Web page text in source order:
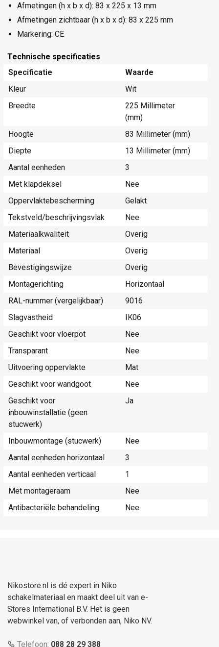
Afmetingen (h x b x d): 83 x 225 x 13 mm
Afmetingen zichtbaar (h x b x d): 83 x 225 mm
Markering: CE
Technische specificaties
Specificatie
Waarde
Kleur
Wit
Breedte
225 Millimeter
(mm)
Hoogte
83 Millimeter (mm)
Diepte
13 Millimeter (mm)
Aantal eenheden
3
Met klapdeksel
Nee
Oppervlaktebescherming
Gelakt
Tekstveld/beschrijvingsvlak
Nee
Materiaalkwaliteit
Overig
Materiaal
Overig
Bevestigingswijze
Overig
Montagerichting
Horizontaal
RAL-nummer (vergelijkbaar)
9016
Slagvastheid
IK06
Geschikt voor vloerpot
Nee
Transparant
Nee
Uitvoering oppervlakte
Mat
Geschikt voor wandgoot
Nee
Geschikt voor
inbouwinstallatie (geen
stucwerk)
Ja
Inbouwmontage (stucwerk)
Nee
Aantal eenheden horizontaal
3
Aantal eenheden verticaal
1
Met montageraam
Nee
Antibacteriële behandeling
Nee
Nikostore.nl is dé expert in Niko
schakelmateriaal en maakt deel uit van e-
Stores International B.V. Het is geen
webwinkel van, of verbonden aan, Niko NV.
Telefoon: 088 28 29 388